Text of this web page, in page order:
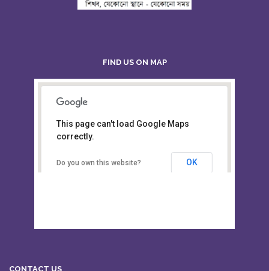
FIND US ON MAP
Board of Intermediate &
Secondary Education, Alampur,
This page can't load Google Maps
correctly.
Do you own this website? OK
CONTACT US